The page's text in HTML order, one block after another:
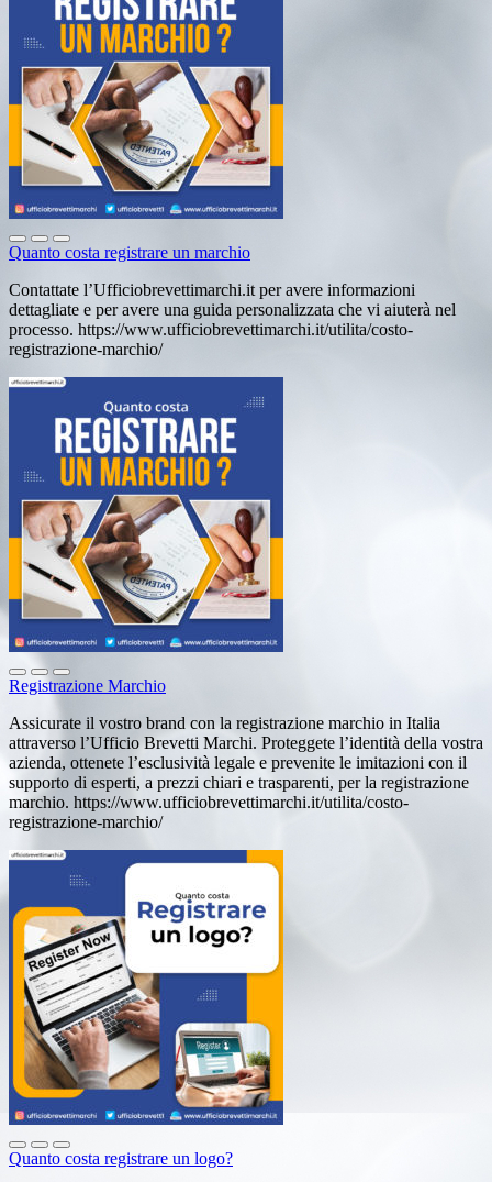
Quanto costa registrare un marchio
Contattate l’Ufficiobrevettimarchi.it per avere informazioni
dettagliate e per avere una guida personalizzata che vi aiuterà nel
processo. https://www.ufficiobrevettimarchi.it/utilita/costo-
registrazione-marchio/
Registrazione Marchio
Assicurate il vostro brand con la registrazione marchio in Italia
attraverso l’Ufficio Brevetti Marchi. Proteggete l’identità della vostra
azienda, ottenete l’esclusività legale e prevenite le imitazioni con il
supporto di esperti, a prezzi chiari e trasparenti, per la registrazione
marchio. https://www.ufficiobrevettimarchi.it/utilita/costo-
registrazione-marchio/
Quanto costa registrare un logo?